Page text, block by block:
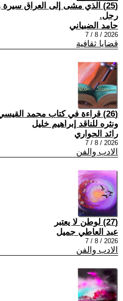
(25) الذي مشى إلى العراق
رجل.
حامد الضبياني
2026 / 8 / 7
قضايا ثقافية
(26) قراءة في كتاب محمد
ونثره للناقد إبراهيم خليل
رائد الحواري
2026 / 8 / 7
الادب والفن
(27) لوطن لا يعتبر
عبد العاطي جميل
2026 / 8 / 7
الادب والفن